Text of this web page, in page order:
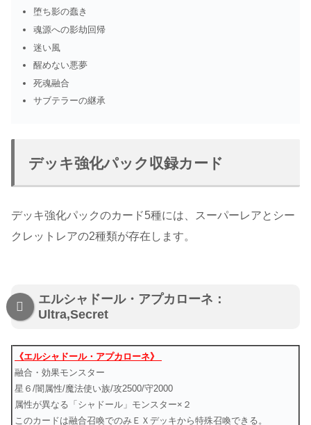
堕ち影の蠢き
魂源への影劫回帰
迷い風
醒めない悪夢
死魂融合
サブテラーの継承
デッキ強化パック収録カード
デッキ強化パックのカード5種には、スーパーレアとシー
クレットレアの2種類が存在します。
エルシャドール・アプカローネ：
Ultra,Secret
《エルシャドール・アプカローネ》
融合・効果モンスター
星６/闇属性/魔法使い族/攻2500/守2000
属性が異なる「シャドール」モンスター×２
このカードは融合召喚でのみＥＸデッキから特殊召喚できる。